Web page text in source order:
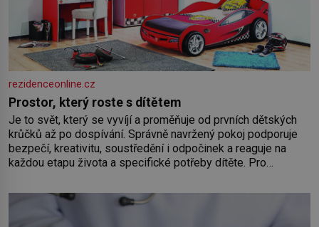
rezidenceonline.cz
Prostor, který roste s dítětem
Je to svět, který se vyvíjí a proměňuje od prvních dětských
krůčků až po dospívání. Správně navržený pokoj podporuje
bezpečí, kreativitu, soustředění i odpočinek a reaguje na
každou etapu života a specifické potřeby dítěte. Pro
by pokoj miminka měl působit především klidně a útulně.
Předškolní věk je